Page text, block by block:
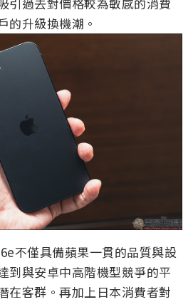
的升級換機潮。
不僅具備蘋果一貫的品質與設
到與安卓中高階機型競爭的平
在客群。再加上日本消費者對